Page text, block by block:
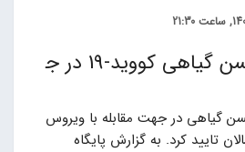
تولید اولین واکسن گیاهی کووید-19 در ج
گیاهی در جهت مقابله با ویروس
بزرگسالان تایید کرد. به گزارش پایگاه